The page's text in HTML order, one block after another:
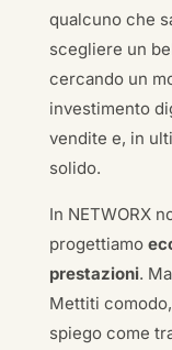
qualcuno che
scegliere un
cercando un
investimento
vendite e, in
solido.
In NETWORX
progettiamo
prestazioni.
Mettiti
spiego come